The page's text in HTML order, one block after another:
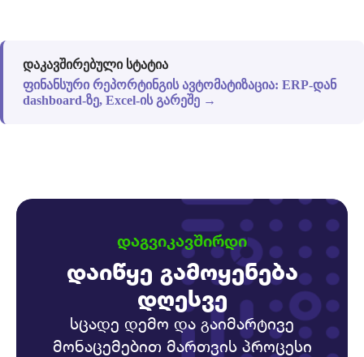
დაკავშირებული სტატია
ფინანსური რეპორტინგის ავტომატიზაცია: ERP-დან
dashboard-ზე, Excel-ის გარეშე →
ᲓᲐᲒᲕᲘᲙᲐᲕᲨᲘᲠᲓᲘ
დაიწყე გამოყენება
დღესვე
სცადე დემო და გაიმარტივე
მონაცემებით მართვის პროცესი